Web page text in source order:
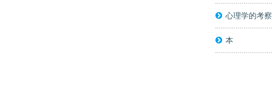
心理学的考察
本